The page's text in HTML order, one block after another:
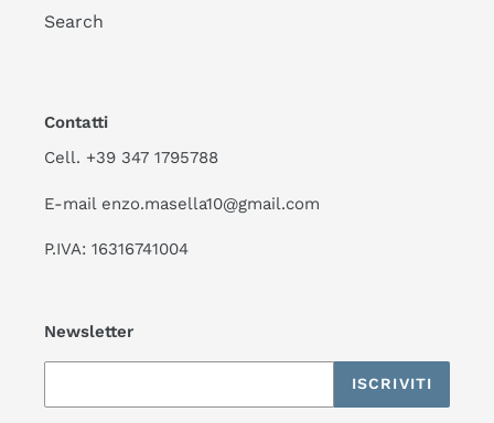
Search
Contatti
Cell. +39 347 1795788
E-mail enzo.masella10@gmail.com
P.IVA: 16316741004
Newsletter
ISCRIVITI